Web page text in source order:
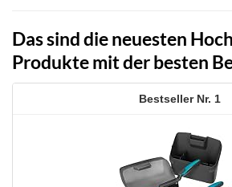
Das sind die neuesten
Produkte mit der besten
1